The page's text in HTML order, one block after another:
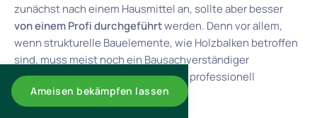
zunächst nach einem Hausmittel an, sollte aber besser
von einem Profi durchgeführtwerden. Denn vor allem,
wenn strukturelle Bauelemente, wie Holzbalken betroffen
sind, muss meist noch ein Bausachverständiger
hinzugezogen und die Bekämpfung professionell
durchgeführt werden.
Ameisen bekämpfen lassen